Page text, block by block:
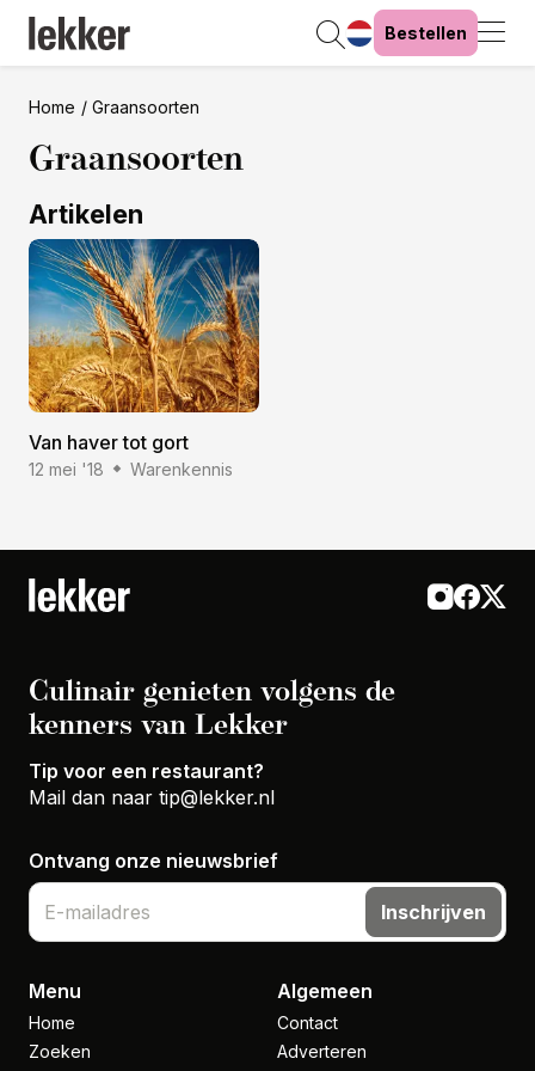
Bestellen
Home Graansoorten
Graansoorten
Artikelen
Van haver tot gort
12 mei '18 Warenkennis
Culinair genieten volgens de
kenners van Lekker
Tip voor een restaurant?
Mail dan naar tip@lekker.nl
Ontvang onze nieuwsbrief
Inschrijven
Menu
Home
Zoeken
Algemeen
Contact
Adverteren